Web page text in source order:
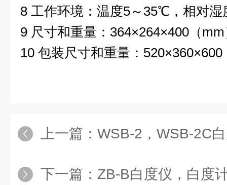
8 工作环境：温度5～35℃，相对湿
9 尺寸和重量：364×264×400（
10 包装尺寸和重量：
上一篇： WSB-2，WSB-2C
下一篇： ZB-B白度仪，白度